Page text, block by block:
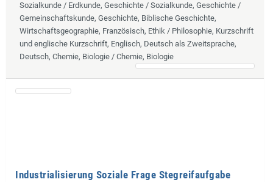
Sozialkunde / Erdkunde, Geschichte / Sozialkunde, Geschichte /
Gemeinschaftskunde, Geschichte, Biblische Geschichte,
Wirtschaftsgeographie, Französisch, Ethik / Philosophie, Kurzschrift
und englische Kurzschrift, Englisch, Deutsch als Zweitsprache,
Deutsch, Chemie, Biologie / Chemie, Biologie
Industrialisierung Soziale Frage Stegreifaufgabe